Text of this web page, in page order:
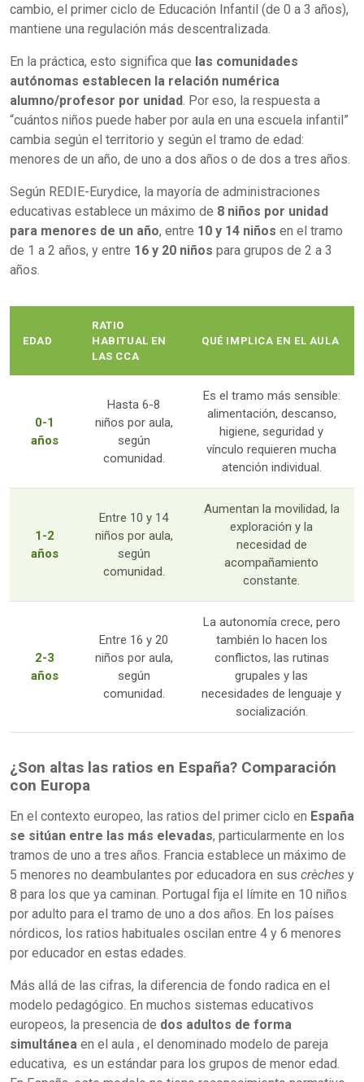
cambio, el primer ciclo de Educación Infantil (de 0 a 3 años),
mantiene una regulación más descentralizada.
En la práctica, esto significa que las comunidades
autónomas establecen la relación numérica
alumno/profesor por unidad. Por eso, la respuesta a
“cuántos niños puede haber por aula en una escuela infantil”
cambia según el territorio y según el tramo de edad:
menores de un año, de uno a dos años o de dos a tres años.
Según REDIE-Eurydice, la mayoría de administraciones
educativas establece un máximo de 8 niños por unidad
para menores de un año, entre 10 y 14 niños en el tramo
de 1 a 2 años, y entre 16 y 20 niños para grupos de 2 a 3
años.
EDAD
RATIO
HABITUAL EN
LAS CCA
QUÉ IMPLICA EN EL AULA
0-1
años
Hasta 6-8
niños por aula,
según
comunidad.
Es el tramo más sensible:
alimentación, descanso,
higiene, seguridad y
vínculo requieren mucha
atención individual.
1-2
años
Entre 10 y 14
niños por aula,
según
comunidad.
Aumentan la movilidad, la
exploración y la
necesidad de
acompañamiento
constante.
2-3
años
Entre 16 y 20
niños por aula,
según
comunidad.
La autonomía crece, pero
también lo hacen los
conflictos, las rutinas
grupales y las
necesidades de lenguaje y
socialización.
¿Son altas las ratios en España? Comparación
con Europa
En el contexto europeo, las ratios del primer ciclo en España
se sitúan entre las más elevadas, particularmente en los
tramos de uno a tres años. Francia establece un máximo de
5 menores no deambulantes por educadora en sus crèches y
8 para los que ya caminan. Portugal fija el límite en 10 niños
por adulto para el tramo de uno a dos años. En los países
nórdicos, los ratios habituales oscilan entre 4 y 6 menores
por educador en estas edades.
Más allá de las cifras, la diferencia de fondo radica en el
modelo pedagógico. En muchos sistemas educativos
europeos, la presencia de dos adultos de forma
simultánea en el aula , el denominado modelo de pareja
educativa, es un estándar para los grupos de menor edad.